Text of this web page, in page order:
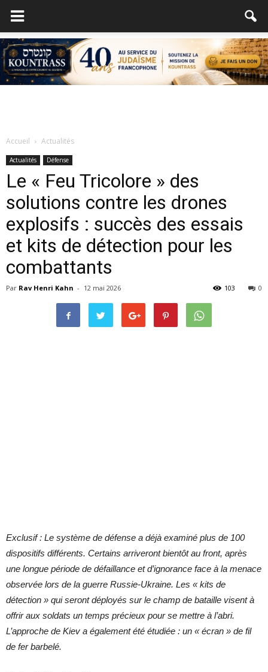
Accueil Actualités
Actualités Défense
Le « Feu Tricolore » des
solutions contre les drones
explosifs : succès des essais
et kits de détection pour les
combattants
Par Rav Henri Kahn - 12 mai 2026 0
103
Exclusif : Le système de défense a déjà examiné plus de 100
dispositifs différents. Certains arriveront bientôt au front, après
une longue période de défaillance et d’ignorance face à la menace
observée lors de la guerre Russie-Ukraine. Les « kits de
détection » qui seront déployés sur le champ de bataille visent à
offrir aux soldats un temps précieux pour se mettre à l’abri.
L’approche de Kiev a également été étudiée : un « écran » de fil
de fer barbelé.